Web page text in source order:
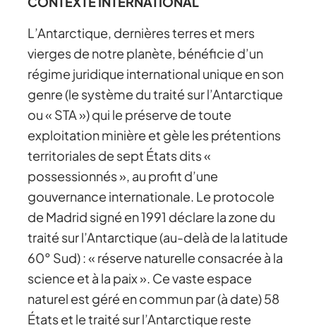
L’Antarctique, dernières terres et mers
vierges de notre planète, bénéficie d’un
régime juridique international unique en son
genre (le système du traité sur l’Antarctique
ou « STA ») qui le préserve de toute
exploitation minière et gèle les prétentions
territoriales de sept États dits «
possessionnés », au profit d’une
gouvernance internationale. Le protocole
de Madrid signé en 1991 déclare la zone du
traité sur l’Antarctique (au-delà de la latitude
60° Sud) : « réserve naturelle consacrée à la
science et à la paix ». Ce vaste espace
naturel est géré en commun par (à date) 58
États et le traité sur l’Antarctique reste